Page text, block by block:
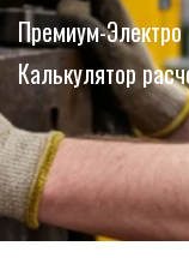
Премиум-Электро
Калькулятор